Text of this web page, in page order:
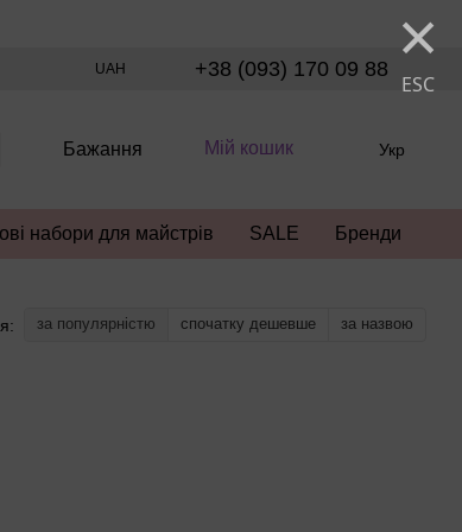
×
ESC
UAH +38 (093) 170 09 88
Бажання Мій кошик Укр
набори для майстрів SALE Бренди
за популярністю спочатку дешевше за назвою